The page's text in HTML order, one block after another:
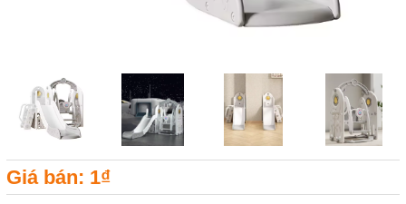
Giá bán: 1₫